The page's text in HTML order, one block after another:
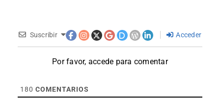
Suscribir Acceder
Por favor, accede para comentar
180 COMENTARIOS